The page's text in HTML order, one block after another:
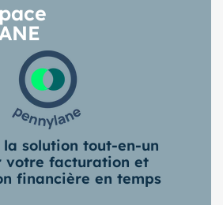
la solution tout-en-un
votre facturation et
financière en temps